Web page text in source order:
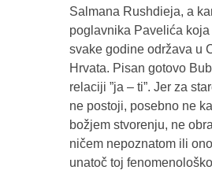
Salmana Rushdieja, a
poglavnika Pavelića koja
svake godine održava u
Hrvata. Pisan gotovo
relaciji ”ja – ti”. Jer za
ne postoji, posebno ne
božjem stvorenju, ne
ničem nepoznatom ili
unatoč toj